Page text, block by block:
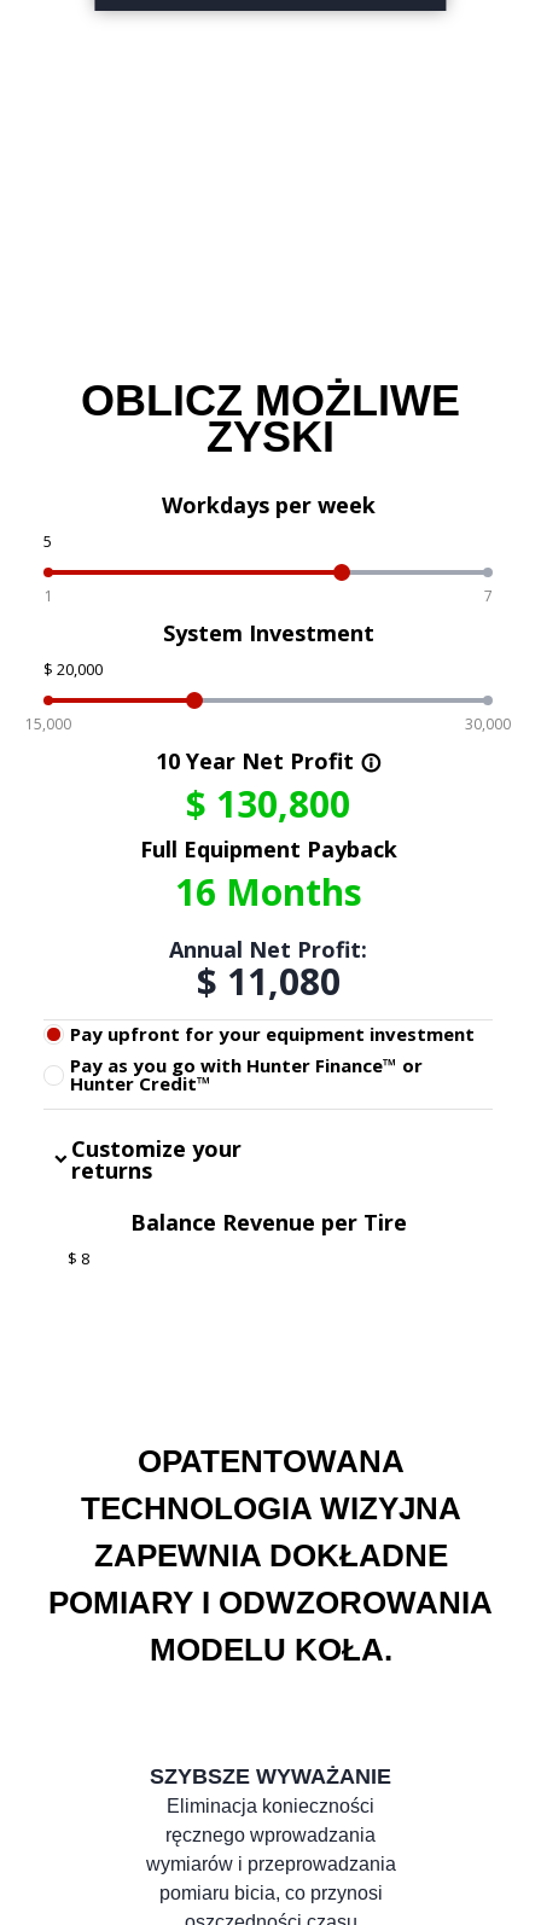
OBLICZ MOŻLIWE
ZYSKI
OPATENTOWANA
TECHNOLOGIA WIZYJNA
ZAPEWNIA DOKŁADNE
POMIARY I ODWZOROWANIA
MODELU KOŁA.
SZYBSZE WYWAŻANIE
Eliminacja konieczności
ręcznego wprowadzania
wymiarów i przeprowadzania
pomiaru bicia, co przynosi